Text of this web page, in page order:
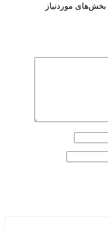
بخش‌های موردنیاز